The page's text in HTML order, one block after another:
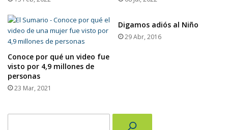
Conoce por qué un video fue
visto por 4,9 millones de
personas
23 Mar, 2021
Digamos adiós al Niño
29 Abr, 2016